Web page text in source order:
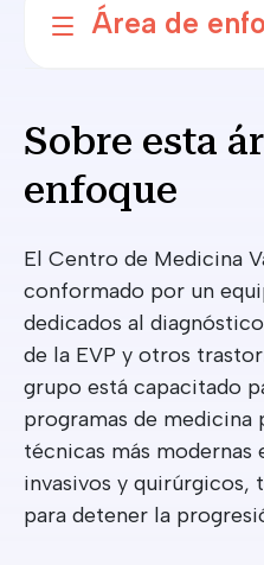
Área de
Sobre esta
enfoque
El Centro de Medicina
conformado por un
dedicados al
de la EVP y otros
grupo está capacitado
programas de
técnicas más
invasivos y quirúrgicos,
para detener la